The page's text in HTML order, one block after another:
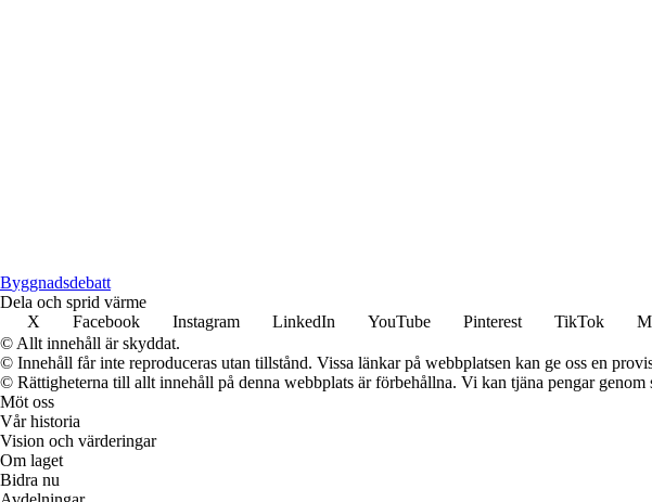
Byggnadsdebatt
Dela och sprid värme
X
Facebook Instagram LinkedIn YouTube Pinterest TikTok
© Allt innehåll är skyddat.
© Innehåll får inte reproduceras utan tillstånd. Vissa länkar på webbplatsen kan ge oss en
© Rättigheterna till allt innehåll på denna webbplats är förbehållna. Vi kan tjäna pengar
Möt oss
Vår historia
Vision och värderingar
Om laget
Bidra nu